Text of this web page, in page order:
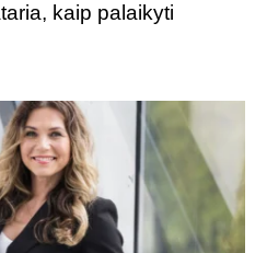
kaip palaikyti